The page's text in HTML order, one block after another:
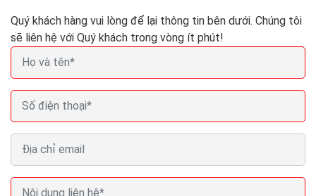
Quý khách hàng vui lòng để lại thông tin bên dưới. Chúng tôi
sẽ liên hệ với Quý khách trong vòng ít phút!